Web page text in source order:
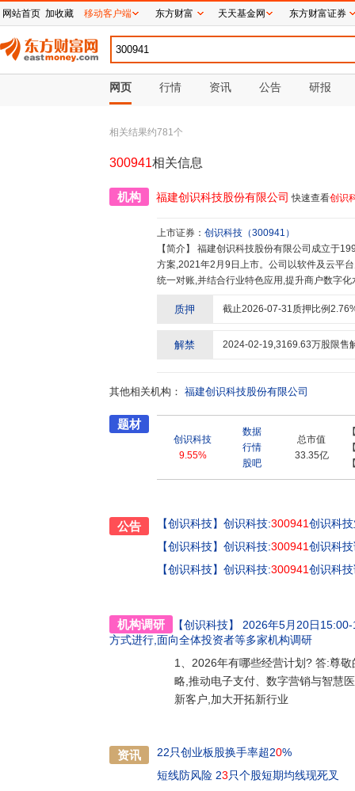
网页 行情 资讯 公告 研报
相关结果约781个
300941相关信息
机构 福建创识科技股份有限公司 快速查看创识
上市证券： 创识科技 （300941 ）
【简介】
方案,2021年2月9日上市。公司以软件及云平
统一对账,并结合行业特色应用,提升商户数字化
质押 截止2026-07-31质押比例2.76
解禁 2024-02-19,3169.63万股限售
其他相关机构： 福建创识科技股份有限公司
题材
创识科技
9.55%
数据
行情
股吧
总市值
33.35亿
公告 【创识科技】 创识科技:300941创识科
【创识科技】 创识科技:300941创识科
【创识科技】 创识科技:300941创识科
机构调研 【创识科技】
2026年5月20日
方式进行,面向全体投资者等多家机构调研
1、2026年有哪些经营计划? 答:尊
略,推动电子支付、数字营销与智慧
新客户,加大开拓新行业
资讯 22只创业板股换手率超20%
短线防风险 23只个股短期均线现死叉
网站首页 加收藏 移动客户端 东方财富 天天基金网 东方财富证券